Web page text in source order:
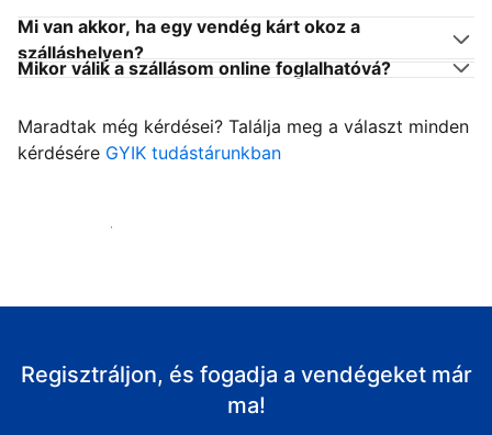
Mi van akkor, ha egy vendég kárt okoz a
szálláshelyen?
Mikor válik a szállásom online foglalhatóvá?
Maradtak még kérdései? Találja meg a választ minden
kérdésére GYIK tudástárunkban
Fogadja vendégeit
Regisztráljon, és fogadja a vendégeket már
ma!